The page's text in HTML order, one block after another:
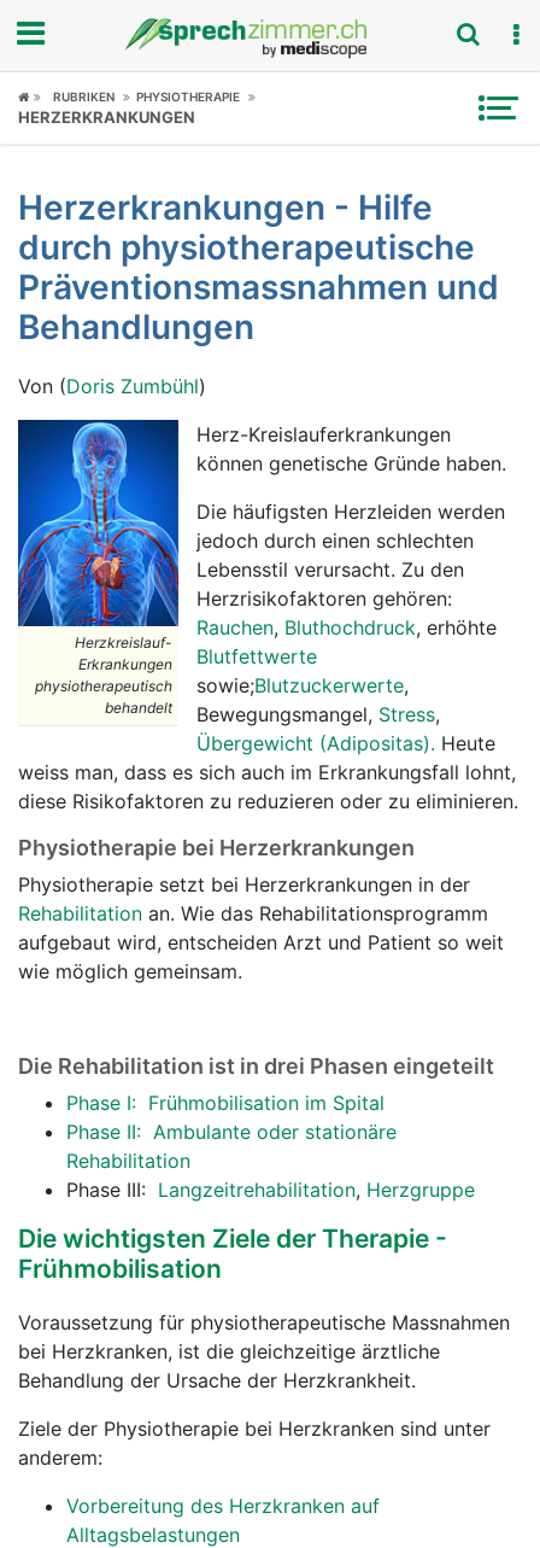
Fokus
Symptome
Untersuchungen
News
Ratgeber
Rubriken
RUBRIKEN PHYSIOTHERAPIE
HERZERKRANKUNGEN
Herzerkrankungen - Hilfe
durch physiotherapeutische
Präventionsmassnahmen und
Behandlungen
Von (Doris Zumbühl)
Herzkreislauf-
Erkrankungen
physiotherapeutisch
behandelt
Herz-Kreislauferkrankungen
können genetische Gründe haben.
Die häufigsten Herzleiden werden
jedoch durch einen schlechten
Lebensstil verursacht. Zu den
Herzrisikofaktoren gehören:
Rauchen, Bluthochdruck, erhöhte
Blutfettwerte
sowie;Blutzuckerwerte,
Bewegungsmangel, Stress,
Übergewicht (Adipositas). Heute
weiss man, dass es sich auch im Erkrankungsfall lohnt,
diese Risikofaktoren zu reduzieren oder zu eliminieren.
Physiotherapie bei Herzerkrankungen
Physiotherapie setzt bei Herzerkrankungen in der
Rehabilitation an. Wie das Rehabilitationsprogramm
aufgebaut wird, entscheiden Arzt und Patient so weit
wie möglich gemeinsam.
Die Rehabilitation ist in drei Phasen eingeteilt
Phase I: Frühmobilisation im Spital
Phase II: Ambulante oder stationäre
Rehabilitation
Phase III: Langzeitrehabilitation, Herzgruppe
Die wichtigsten Ziele der Therapie -
Frühmobilisation
Voraussetzung für physiotherapeutische Massnahmen
bei Herzkranken, ist die gleichzeitige ärztliche
Behandlung der Ursache der Herzkrankheit.
Ziele der Physiotherapie bei Herzkranken sind unter
anderem:
Vorbereitung des Herzkranken auf
Alltagsbelastungen